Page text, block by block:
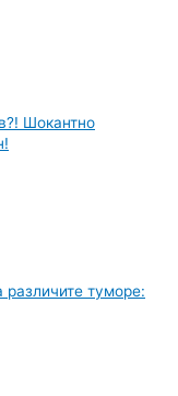
Шокантно
туморе: